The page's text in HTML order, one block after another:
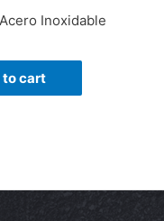
Inoxidable
to cart